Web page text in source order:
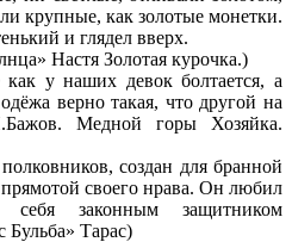
крупные, как золотые монетки.
и глядел вверх.
Настя Золотая курочка.)
у наших девок болтается, а
верно такая, что другой на
Медной горы Хозяйка.
создан для бранной
своего нрава. Он любил
законным защитником
Бульба» Тарас)